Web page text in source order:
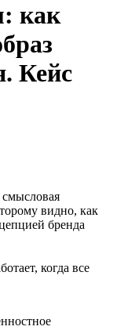
как
Кейс
смысловая
видно, как
бренда
когда все